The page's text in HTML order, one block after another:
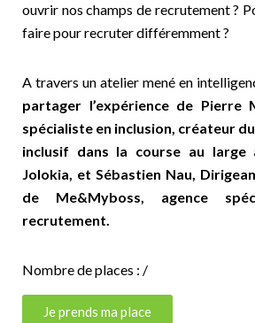
ouvrir nos champs de recrutement ?
faire pour recruter différemment ?
A travers un atelier mené en
partager l’expérience de Pierre
spécialiste en inclusion, créateur
inclusif dans la course au large
Jolokia, et Sébastien Nau,
de Me&Myboss, agence
recrutement.
Nombre de places : /
Je prends ma place